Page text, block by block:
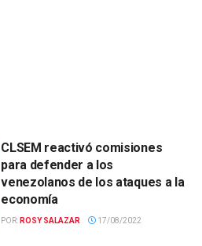
CLSEM reactivó comisiones
para defender a los
venezolanos de los ataques a la
economía
POR: ROSY SALAZAR 17/08/2022